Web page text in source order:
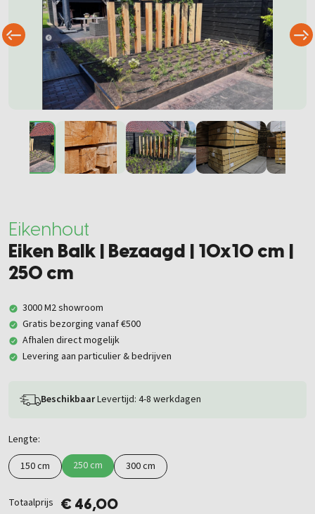
Eikenhout
Eiken Balk | Bezaagd | 10x10 cm |
250 cm
3000 M2 showroom
Gratis bezorging vanaf €500
Afhalen direct mogelijk
Levering aan particulier & bedrijven
BeschikbaarLevertijd: 4-8 werkdagen
Lengte:
150 cm
250 cm 300 cm
Totaalprijs € 46,00